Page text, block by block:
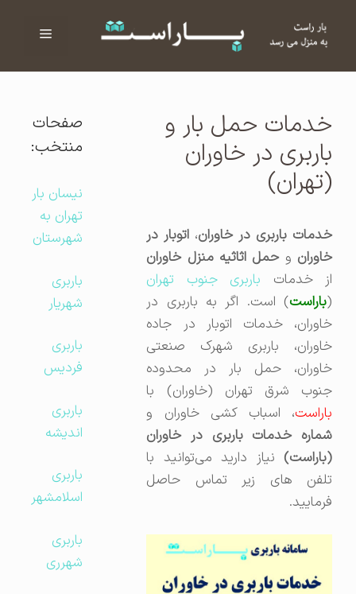
فهرست
خدمات حمل بار و
باربری در خاوران
(تهران)
خدمات باربری در خاوران،اتوبار در
خاورانوحمل اثاثیه منزل خاوران
از خدماتباربری جنوب تهران
باراست) است. اگر به باربری در
خاوران، خدمات اتوبار در جاده
خاوران، باربری شهرک صنعتی
خاوران، حمل بار در محدوده
جنوب شرق تهران (خاوران) با
باراست، اسباب کشی خاوران و
شماره خدمات باربری در خاوران
(باراست)نیاز دارید می‌توانید با
تلفن های زیر تماس حاصل
فرمایید.
صفحات
منتخب:
نیسان بار
تهران به
شهرستان
باربری
شهریار
باربری
فردیس
باربری
اندیشه
باربری
اسلامشهر
باربری
شهرری